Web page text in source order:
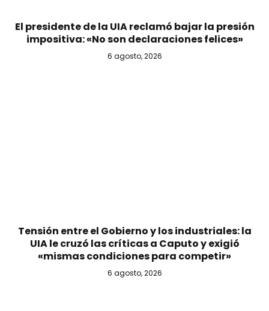
El presidente de la UIA reclamó bajar la presión
impositiva: «No son declaraciones felices»
6 agosto, 2026
Tensión entre el Gobierno y los industriales: la
UIA le cruzó las críticas a Caputo y exigió
«mismas condiciones para competir»
6 agosto, 2026